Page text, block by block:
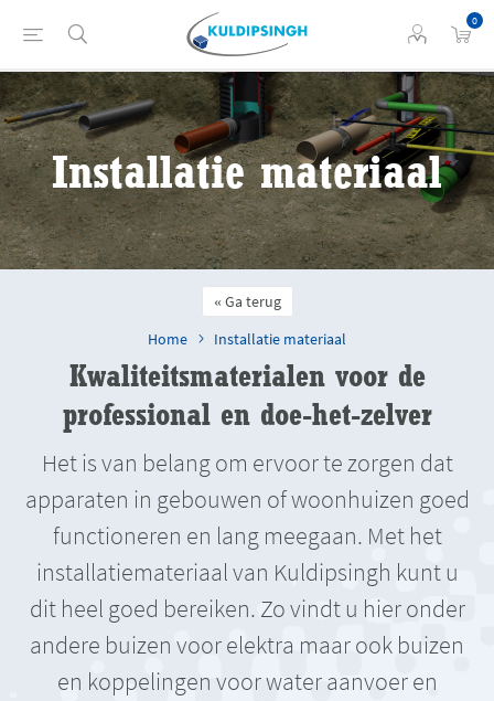
0
Installatie materiaal
Ga terug
Home
Installatie materiaal
Kwaliteitsmaterialen voor de
professional en doe-het-zelver
Het is van belang om ervoor te zorgen dat
apparaten in gebouwen of woonhuizen goed
functioneren en lang meegaan. Met het
installatiemateriaal van Kuldipsingh kunt u
dit heel goed bereiken. Zo vindt u hier onder
andere buizen voor elektra maar ook buizen
en koppelingen voor water aanvoer en